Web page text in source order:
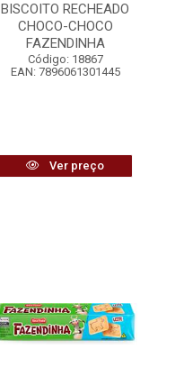
BISCOITO RECHEADO
CHOCO-CHOCO
FAZENDINHA
Código: 18867
EAN: 7896061301445
Ver preço